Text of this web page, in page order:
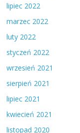
lipiec 2022
marzec 2022
luty 2022
styczeń 2022
wrzesień 2021
sierpień 2021
lipiec 2021
kwiecień 2021
listopad 2020